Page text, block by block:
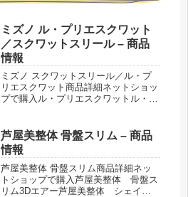
ミズノ ル・プリエスクワット
／スクワットスリール – 商品
情報
ミズノ スクワットスリール／ル・プ
リエスクワット商品詳細ネットショッ
プで購入ル・プリエスクワットル・プ
ワット バルン紹介された番組こんな
商品もおススメ！
芦屋美整体 骨盤スリム – 商品
情報
芦屋美整体 骨盤スリム商品詳細ネッ
トショップで購入芦屋美整体 骨盤ス
リム3Dエアー芦屋美整体 シェイプ